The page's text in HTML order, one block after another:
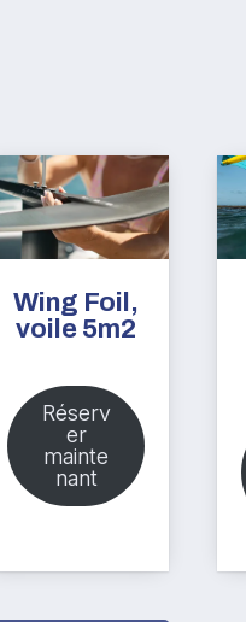
Wing Foil,
voile 5m2
Réserv
er
mainte
nant